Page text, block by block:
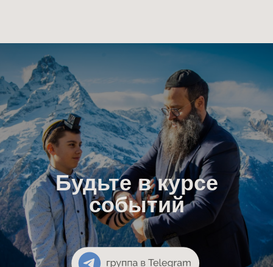
Будьте в курсе
событий